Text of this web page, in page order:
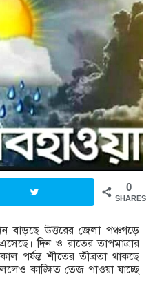
0
SHARES
বাড়ছে উত্তরের জেলা পঞ্চগড়ে
দিন ও রাতের তাপমাত্রার
পর্যন্ত শীতের তীব্রতা থাকছে
কাঙ্ক্ষিত তেজ পাওয়া যাচ্ছে